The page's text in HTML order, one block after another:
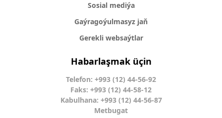
Sosial mediýa
Gaýragoýulmasyz jaň
Gerekli websaýtlar
Habarlaşmak üçin
Telefon: +993 (12) 44-56-92
Faks: +993 (12) 44-58-12
Kabulhana: +993 (12) 44-56-87
Metbugat